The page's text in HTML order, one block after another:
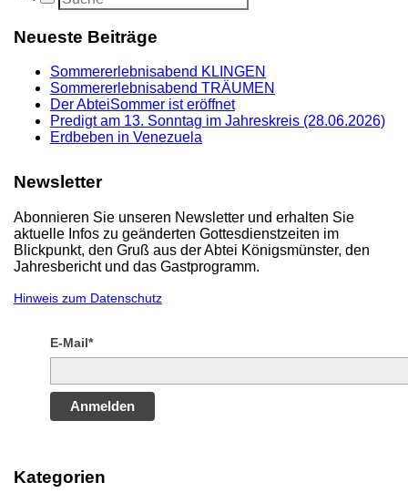
Neueste Beiträge
Sommererlebnisabend KLINGEN
Sommererlebnisabend TRÄUMEN
Der AbteiSommer ist eröffnet
Predigt am 13. Sonntag im Jahreskreis (28.06.2026)
Erdbeben in Venezuela
Newsletter
Abonnieren Sie unseren Newsletter und erhalten Sie
aktuelle Infos zu geänderten Gottesdienstzeiten im
Blickpunkt, den Gruß aus der Abtei Königsmünster, den
Jahresbericht und das Gastprogramm.
Hinweis zum Datenschutz
E-Mail*
Anmelden
Kategorien